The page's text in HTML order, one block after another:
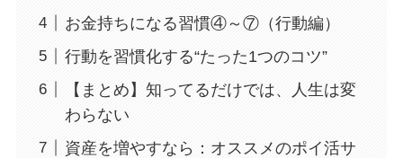
お金持ちになる習慣④～⑦（行動編）
行動を習慣化する“たった1つのコツ”
【まとめ】知ってるだけでは、人生は変
わらない
資産を増やすなら：オススメのポイ活サ